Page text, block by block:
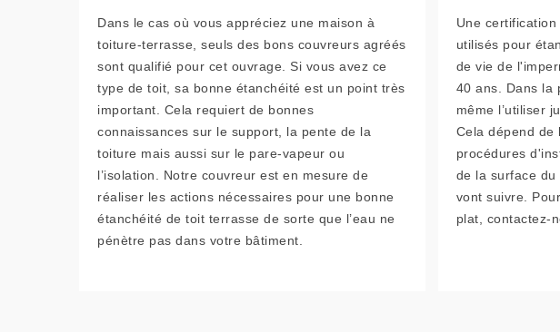
Dans le cas où vous appréciez une maison à
toiture-terrasse, seuls des bons couvreurs agréés
sont qualifié pour cet ouvrage. Si vous avez ce
type de toit, sa bonne étanchéité est un point très
important. Cela requiert de bonnes
connaissances sur le support, la pente de la
toiture mais aussi sur le pare-vapeur ou
l’isolation. Notre couvreur est en mesure de
réaliser les actions nécessaires pour une bonne
étanchéité de toit terrasse de sorte que l’eau ne
pénètre pas dans votre bâtiment.
Une
utilisés pour
de vie de
40 ans. Dans la
même l’utiliser
Cela dépend de
procédures
de la surface
vont suivre.
plat, contactez-